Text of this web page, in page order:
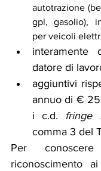
autotrazione
gpl, gasolio),
per veicoli
interamente
datore di
aggiuntivi
annuo di €
i c.d. fringe
comma 3 del
Per
riconoscimento